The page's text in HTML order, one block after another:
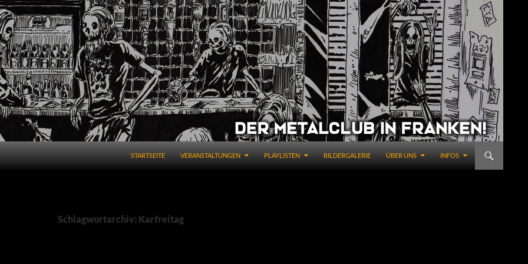
STARTSEITE VERANSTALTUNGEN PLAYLISTEN BILDERGALERIE ÜBER UNS INFOS
Schlagwortarchiv: Karfreitag